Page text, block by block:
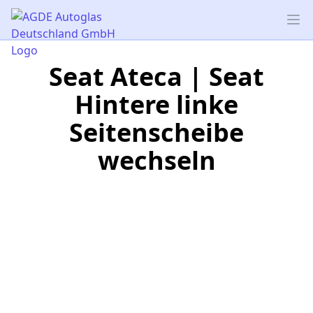
AGDE Autoglas Deutschland GmbH
Seat Ateca | Seat
Hintere linke
Seitenscheibe
wechseln